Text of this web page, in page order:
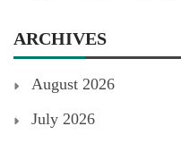
ARCHIVES
August 2026
July 2026